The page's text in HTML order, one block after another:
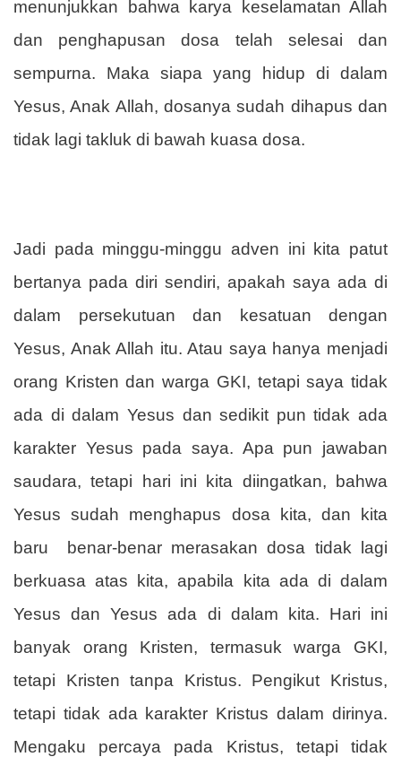
menunjukkan bahwa karya keselamatan Allah
dan penghapusan dosa telah selesai dan
sempurna. Maka siapa yang hidup di dalam
Yesus, Anak Allah, dosanya sudah dihapus dan
tidak lagi takluk di bawah kuasa dosa.
Jadi pada minggu-minggu adven ini kita patut
bertanya pada diri sendiri, apakah saya ada di
dalam persekutuan dan kesatuan dengan
Yesus, Anak Allah itu. Atau saya hanya menjadi
orang Kristen dan warga GKI, tetapi saya tidak
ada di dalam Yesus dan sedikit pun tidak ada
karakter Yesus pada saya. Apa pun jawaban
saudara, tetapi hari ini kita diingatkan, bahwa
Yesus sudah menghapus dosa kita, dan kita
baru
benar-benar merasakan dosa tidak lagi
berkuasa atas kita, apabila kita ada di dalam
Yesus dan Yesus ada di dalam kita. Hari ini
banyak orang Kristen, termasuk warga GKI,
tetapi Kristen tanpa Kristus. Pengikut Kristus,
tetapi tidak ada karakter Kristus dalam dirinya.
Mengaku percaya pada Kristus, tetapi tidak